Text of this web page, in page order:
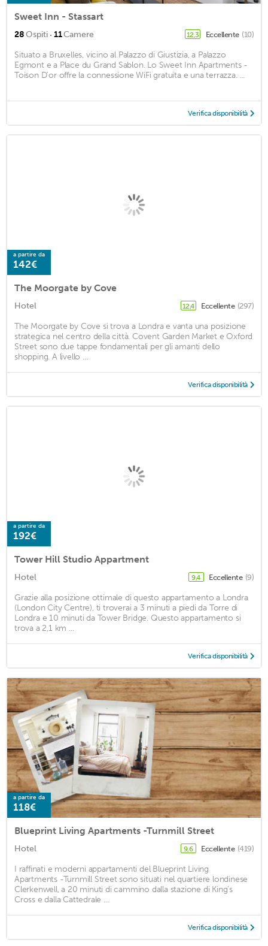
Sweet Inn - Stassart
28Ospiti · 11Camere 12,3 Eccellente (10)
Situato a Bruxelles, vicino al Palazzo di Giustizia, a Palazzo
Egmont e a Place du Grand Sablon. Lo Sweet Inn Apartments -
Toison D'or offre la connessione WiFi gratuita e una terrazza. ...
Verifica disponibilità
a partire da
142€
The Moorgate by Cove
Hotel 12,4 Eccellente (297)
The Moorgate by Cove si trova a Londra e vanta una posizione
strategica nel centro della città. Covent Garden Market e Oxford
Street sono due tappe fondamentali per gli amanti dello
shopping. A livello ...
Verifica disponibilità
a partire da
192€
Tower Hill Studio Appartment
Hotel 9,4 Eccellente (9)
Grazie alla posizione ottimale di questo appartamento a Londra
(London City Centre), ti troverai a 3 minuti a piedi da Torre di
Londra e 10 minuti da Tower Bridge. Questo appartamento si
trova a 2,1 km ...
Verifica disponibilità
a partire da
118€
Blueprint Living Apartments -Turnmill Street
Hotel 9,6 Eccellente (419)
I raffinati e moderni appartamenti del Blueprint Living
Apartments -Turnmill Street sono situati nel quartiere londinese
Clerkenwell, a 20 minuti di cammino dalla stazione di King’s
Cross e dalla Cattedrale ...
Verifica disponibilità